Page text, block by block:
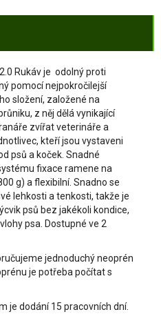
Rukáv je odolný proti
pomocí nejpokročilejší
složení, založené na
z něj dělá vynikající
zvířat veterináře a
kteří jsou vystaveni
psů a koček. Snadné
fixace ramene na
g) a flexibilní. Snadno se
lehkosti a tenkosti, takže je
psů bez jakékoli kondice,
psa. Dostupné ve 2
jednoduchý neoprén
je potřeba počítat s
je dodání 15 pracovních dní.